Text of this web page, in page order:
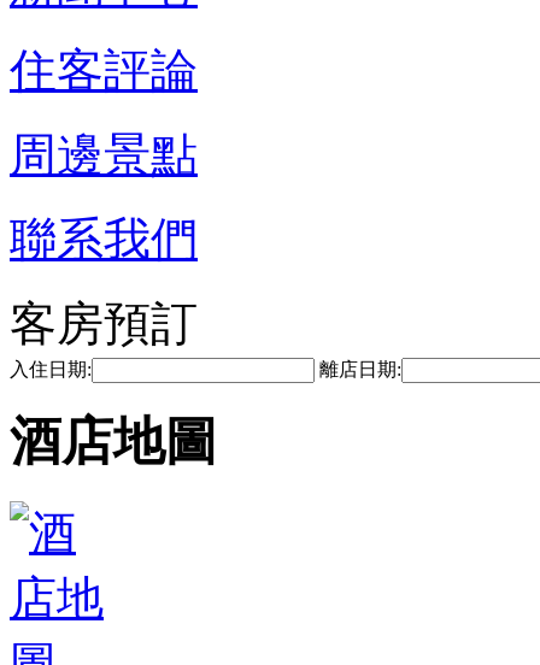
住客評論
周邊景點
聯系我們
客房預訂
入住日期: 離店日期:
酒店地圖